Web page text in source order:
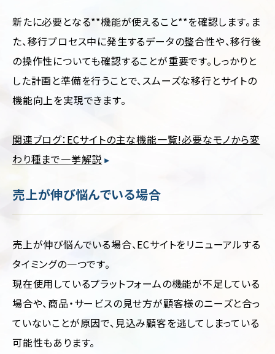
新たに必要となる**機能が使えること**を確認します。ま
た、移行プロセス中に発生するデータの整合性や、移行後
の操作性についても確認することが重要です。しっかりと
した計画と準備を行うことで、スムーズな移行とサイトの
機能向上を実現できます。
関連ブログ：ECサイトの主な機能一覧!必要なモノから変
わり種まで一挙解説
売上が伸び悩んでいる場合
売上が伸び悩んでいる場合、ECサイトをリニューアルする
タイミングの一つです。
現在使用しているプラットフォームの機能が不足している
場合や、商品・サービスの見せ方が顧客様のニーズと合っ
ていないことが原因で、見込み顧客を逃してしまっている
可能性もあります。